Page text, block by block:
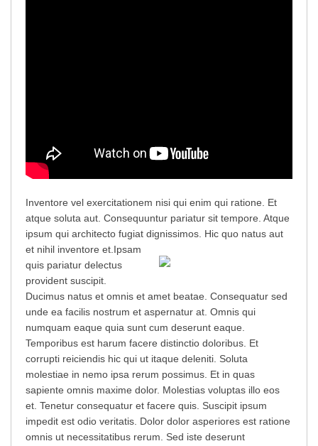
Inventore vel exercitationem nisi qui enim qui ratione. Et
atque soluta aut. Consequuntur pariatur sit tempore. Atque
ipsum qui architecto fugiat dignissimos. Hic quo natus aut
et nihil inventore et. Ipsam
quis pariatur delectus
provident suscipit.
Ducimus natus et omnis et amet beatae. Consequatur sed
unde ea facilis nostrum et aspernatur at. Omnis qui
numquam eaque quia sunt cum deserunt eaque.
Temporibus est harum facere distinctio doloribus. Et
corrupti reiciendis hic qui ut itaque deleniti. Soluta
molestiae in nemo ipsa rerum possimus. Et in quas
sapiente omnis maxime dolor. Molestias voluptas illo eos
et. Tenetur consequatur et facere quis. Suscipit ipsum
impedit est odio veritatis. Dolor dolor asperiores est ratione
omnis ut necessitatibus rerum. Sed iste deserunt